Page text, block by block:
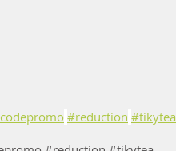
#reduction #tikytea